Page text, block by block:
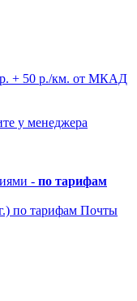
р. + 50 р./км. от МКАД
у менеджера
- по тарифам
по тарифам Почты